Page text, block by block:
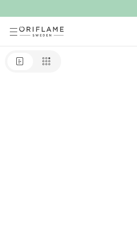
E-Katalog - Katalog